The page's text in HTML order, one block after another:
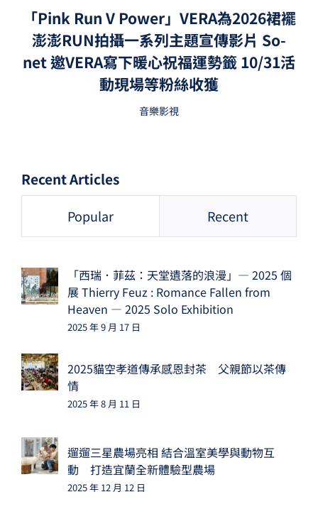
「Pink Run V Power」VERA為2026裙襬
澎澎RUN拍攝一系列主題宣傳影片 So-
net 邀VERA寫下暖心祝福運勢籤 10/31活
動現場等粉絲收獲
音樂影視
Recent Articles
Popular Recent
「西瑞．菲茲：天堂遺落的浪漫」— 2025 個
展 Thierry Feuz : Romance Fallen from
Heaven — 2025 Solo Exhibition
2025 年 9 月 17 日
2025貓空孝道傳承感恩封茶 父親節以茶傳
情
2025 年 8 月 11 日
遛遛三星農場亮相 結合溫室美學與動物互
動 打造宜蘭全新體驗型農場
2025 年 12 月 12 日